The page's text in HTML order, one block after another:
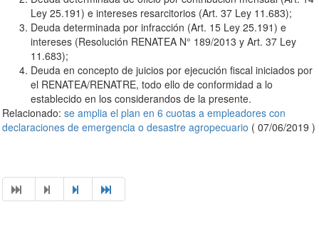
Ley 25.191) e intereses resarcitorios (Art. 37 Ley 11.683);
Deuda determinada por infracción (Art. 15 Ley 25.191) e
intereses (Resolución RENATEA N° 189/2013 y Art. 37 Ley
11.683);
Deuda en concepto de juicios por ejecución fiscal iniciados por
el RENATEA/RENATRE, todo ello de conformidad a lo
establecido en los considerandos de la presente.
Relacionado: se amplia el plan en 6 cuotas a empleadores con
declaraciones de emergencia o desastre agropecuario ( 07/06/2019 )